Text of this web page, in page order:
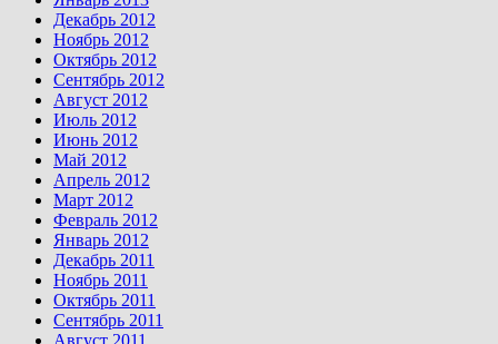
Декабрь 2012
Ноябрь 2012
Октябрь 2012
Сентябрь 2012
Август 2012
Июль 2012
Июнь 2012
Май 2012
Апрель 2012
Март 2012
Февраль 2012
Январь 2012
Декабрь 2011
Ноябрь 2011
Октябрь 2011
Сентябрь 2011
Август 2011